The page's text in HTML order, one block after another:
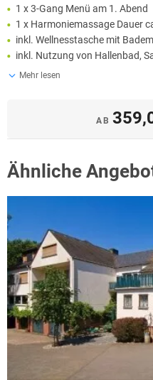
1 x 3-Gang Menü am 1. Abend
1 x Harmoniemassage Dauer
inkl. Wellnesstasche mit
inkl. Nutzung von Hallenbad,
Mehr lesen
AB
Ähnliche